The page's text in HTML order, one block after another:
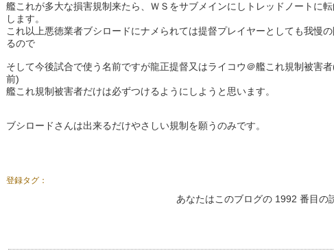
艦これが多大な損害規制来たら、ＷＳをサブメインにしトレッドノートに
します。
これ以上悪徳業者ブシロードにナメられては提督プレイヤーとしても我慢
るので
そして今後試合で使う名前ですが龍正提督又はライコウ＠艦これ規制被害
前)
艦これ規制被害者だけは必ずつけるようにしようと思います。
ブシロードさんは出来るだけやさしい規制を願うのみです。
登録タグ：
あなたはこのブログの 1992 番目の